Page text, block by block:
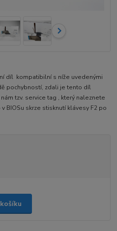
díl kompatibilní s níže uvedenými
pochybností, zdali je tento díl
tzv. service tag , který naleznete
BIOSu skrze stisknutí klávesy F2 po